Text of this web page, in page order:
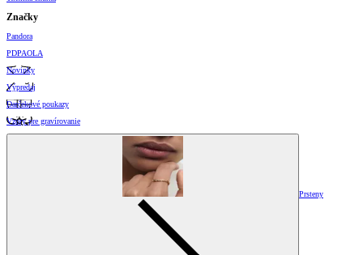
Značky
Pandora
PDPAOLA
Novinky
Výpredaj
Darčekové poukazy
Vzory pre gravírovanie
Prsteny